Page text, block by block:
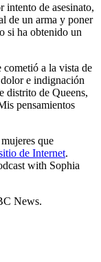
intento de asesinato,
de un arma y poner
si ha obtenido un
cometió a la vista de
e indignación
distrito de Queens,
pensamientos
que
de Internet.
with Sophia
News.